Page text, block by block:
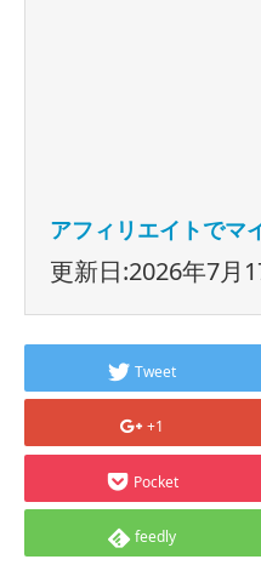
アフィリエイトでマ
更新日:2026年7月
Tweet
+1
Pocket
feedly